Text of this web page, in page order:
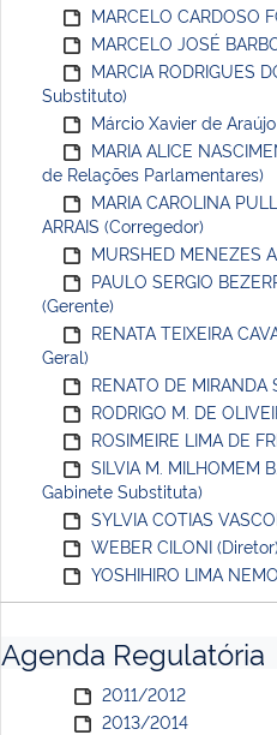
MARCELO CARDOSO
MARCELO JOSÉ
MARCIA RODRIGUES
Substituto)
Márcio Xavier de
MARIA ALICE
de Relações Parlamentares)
MARIA CAROLINA
ARRAIS (Corregedor)
MURSHED MENEZES
PAULO SERGIO
(Gerente)
RENATA TEIXEIRA
Geral)
RENATO DE MIRANDA
RODRIGO M. DE
ROSIMEIRE LIMA DE
SILVIA M. MILHOMEM
Gabinete Substituta)
SYLVIA COTIAS
WEBER CILONI
YOSHIHIRO LIMA
Agenda Regulatória
2011/2012
2013/2014